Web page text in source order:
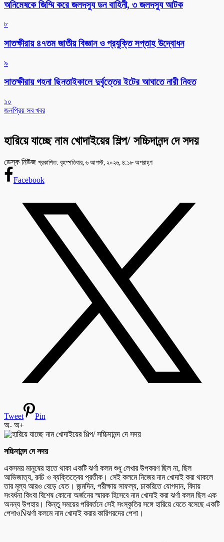
অনিমেষকে জিম্মি করে জলদস্যু ডন বাহিনী, ৩ জলদস্যু আটক
৮
সাতক্ষীরায় ৪৭তম জাতীয় বিজ্ঞান ও প্রযুক্তি সপ্তাহ উদ্বোধন
৯
সাতক্ষীরায় গহনা ছিনতাইকালে দুর্বৃত্তের ইটের আঘাতে নারী নিহত
১০
জনপ্রিয় সব খবর
হারিয়ে যাচ্ছে নাম খোদাইয়ের শিল্প/ সচ্চিদানন্দ দে সদয়
ডেস্ক নিউজ প্রকাশিত: বৃহস্পতিবার, ৬ আগস্ট, ২০২৬, ৪:১৮ অপরাহ্ণ
Facebook
Tweet
Pin
অ- অ+
সচ্চিদানন্দ দে সদয়
একসময় মানুষের হাতে থাকা একটি ঝর্ণা কলম শুধু লেখার উপকরণ ছিল না, ছিল
আভিজাত্য, রুচি ও ব্যক্তিত্বের প্রতীক। সেই কলমে নিজের নাম খোদাই করা থাকলে
তার মূল্য আরও বেড়ে যেত। জন্মদিন, পরীক্ষায় সাফল্য, চাকরিতে যোগদান, বিদায়
সংবর্ধনা কিংবা বিশেষ কোনো অর্জনের স্মারক হিসেবে নাম খোদাই করা ঝর্ণা কলম ছিল এক
অনন্য উপহার। কিন্তু সময়ের পরিবর্তনে সেই সংস্কৃতির সঙ্গে হারিয়ে যেতে বসেছে একটি
পেশাওÑঝর্ণা কলমে নাম খোদাই করার কারিগরদের পেশা।